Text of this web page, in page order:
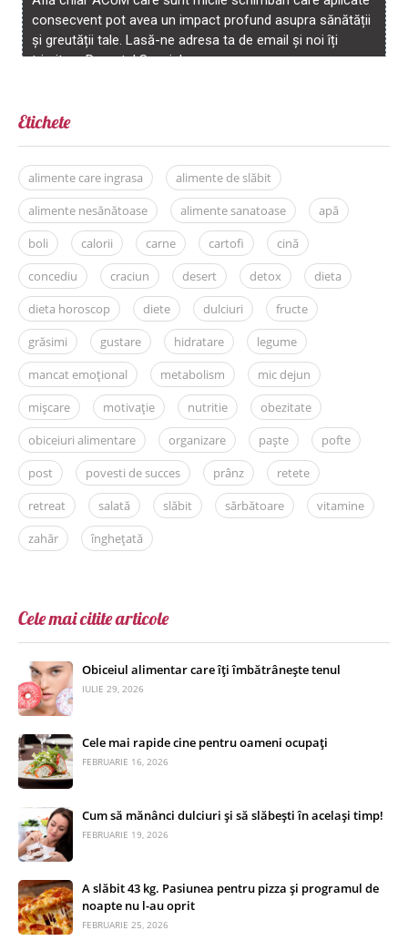
Etichete
alimente care ingrasa
alimente de slăbit
alimente nesănătoase
alimente sanatoase
apă
boli
calorii carne cartofi
cină
concediu
craciun desert detox
dieta
dieta horoscop
diete dulciuri
fructe
grăsimi
gustare hidratare
legume
mancat emoțional
metabolism
mic dejun
mișcare
motivație nutritie
obezitate
obiceiuri alimentare
organizare paște
pofte
post
povesti de succes prânz
retete
retreat
salată slăbit sărbătoare
vitamine
zahăr
înghețată
Cele mai citite articole
Obiceiul alimentar care îți îmbătrânește tenul
IULIE 29, 2026
Cele mai rapide cine pentru oameni ocupați
FEBRUARIE 16, 2026
Cum să mănânci dulciuri și să slăbești în același timp!
FEBRUARIE 19, 2026
A slăbit 43 kg. Pasiunea pentru pizza și programul de
noapte nu l-au oprit
FEBRUARIE 25, 2026